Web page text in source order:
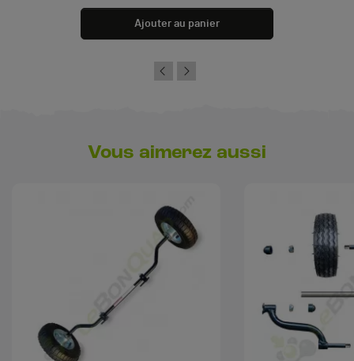
Ajouter au panier
Vous aimerez aussi